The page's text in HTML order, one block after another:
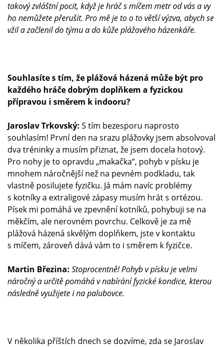
takový zvláštní pocit, když je hráč s míčem metr od vás a vy
ho nemůžete přerušit. Pro mě je to o to větší výzva, abych se
vžil a začlenil do týmu a do kůže plážového házenkáře.
Souhlasíte s tím, že plážová házená může být pro
každého hráče dobrým doplňkem a fyzickou
přípravou i směrem k indooru?
Jaroslav Trkovský: S tím bezesporu naprosto
souhlasím! První den na srazu plážovky jsem absolvoval
dva tréninky a musím přiznat, že jsem docela hotový.
Pro nohy je to opravdu „makačka“, pohyb v písku je
mnohem náročnější než na pevném podkladu, tak
vlastně posilujete fyzičku. Já mám navíc problémy
s kotníky a extraligové zápasy musím hrát s ortézou.
Písek mi pomáhá ve zpevnění kotníků, pohybuji se na
měkčím, ale nerovném povrchu. Celkově je za mě
plážová házená skvělým doplňkem, jste v kontaktu
s míčem, zároveň dává vám to i směrem k fyzičce.
Martin Březina: Stoprocentně! Pohyb v písku je velmi
náročný a určitě pomáhá v nabírání fyzické kondice, kterou
následně využijete i na palubovce.
V několika příštích dnech se dozvíme, zda se Jaroslav